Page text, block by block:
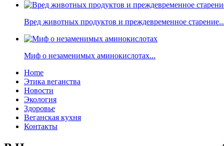
Вред животных продуктов и преждевременное
Миф о незаменимых аминокислотах...
Home
Этика веганства
Новости
Экология
Здоровье
Веганская кухня
Контакты